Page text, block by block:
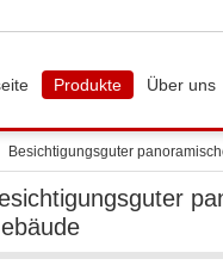
Produkte Über uns
Besichtigungsguter